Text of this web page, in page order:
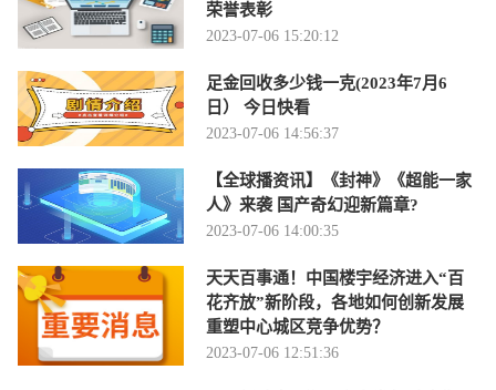
荣誉表彰
2023-07-06 15:20:12
足金回收多少钱一克(2023年7月6
日） 今日快看
2023-07-06 14:56:37
【全球播资讯】《封神》《超能一家
人》来袭 国产奇幻迎新篇章?
2023-07-06 14:00:35
天天百事通！中国楼宇经济进入“百
花齐放”新阶段，各地如何创新发展
重塑中心城区竞争优势？
2023-07-06 12:51:36